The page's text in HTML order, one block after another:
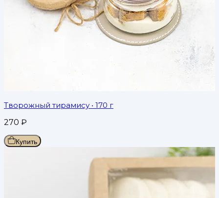
Творожный тирамису • 170 г
270 ₽
Купить